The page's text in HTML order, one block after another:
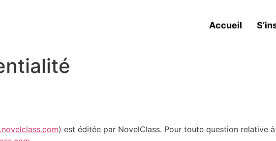
Accueil
) est éditée par NovelClass. Pour toute question relative